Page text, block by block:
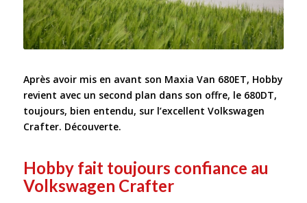
Après avoir mis en avant son Maxia Van 680ET, Hobby
revient avec un second plan dans son offre, le 680DT,
toujours, bien entendu, sur l’excellent Volkswagen
Crafter. Découverte.
Hobby fait toujours confiance au
Volkswagen Crafter